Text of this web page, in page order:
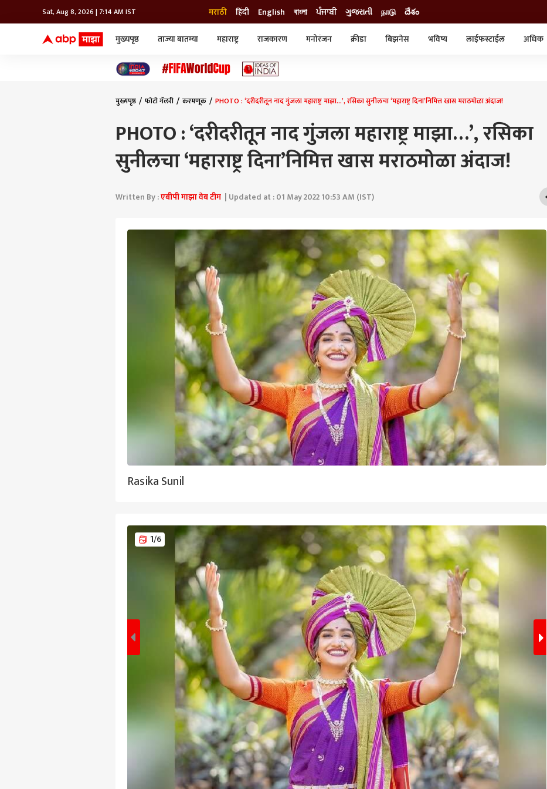
Sat, Aug 8, 2026 | 7:14 AM IST मराठी हिंदी English বাংলা ਪੰਜਾਬੀ ગુજરાતી நாடு దేశం
मुख्यपृष्ठ ताज्या बातम्या महाराष्ट्र राजकारण मनोरंजन क्रीडा बिझनेस भविष्य लाईफस्टाईल
अधिक
मुख्यपृष्ठ फोटो गॅलरी करमणूक PHOTO : ‘दरीदरीतून नाद गुंजला महाराष्ट्र माझा…’, रसिका सुनीलचा ‘महाराष्ट्र दिना’निमित्त खास मराठमोळा अंदाज!
PHOTO : ‘दरीदरीतून नाद गुंजला महाराष्ट्र माझा…’, रसिका
सुनीलचा ‘महाराष्ट्र दिना’निमित्त खास मराठमोळा अंदाज!
Written By :एबीपी माझा वेब टीम | Updated at : 01 May 2022 10:53 AM (IST)
Rasika Sunil
1/6
पर्सनल कॉर्नर